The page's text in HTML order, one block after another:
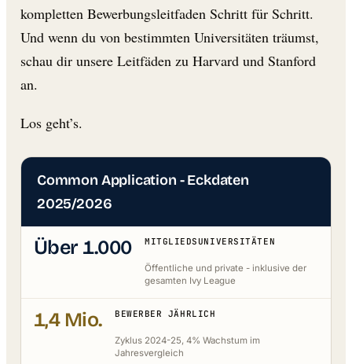
kompletten Bewerbungsleitfaden Schritt für Schritt.
Und wenn du von bestimmten Universitäten träumst,
schau dir unsere Leitfäden zu Harvard und Stanford
an.
Los geht’s.
Common Application - Eckdaten
2025/2026
Über 1.000 MITGLIEDSUNIVERSITÄTEN
Öffentliche und private - inklusive der
gesamten Ivy League
1,4 Mio. BEWERBER JÄHRLICH
Zyklus 2024-25, 4% Wachstum im
Jahresvergleich